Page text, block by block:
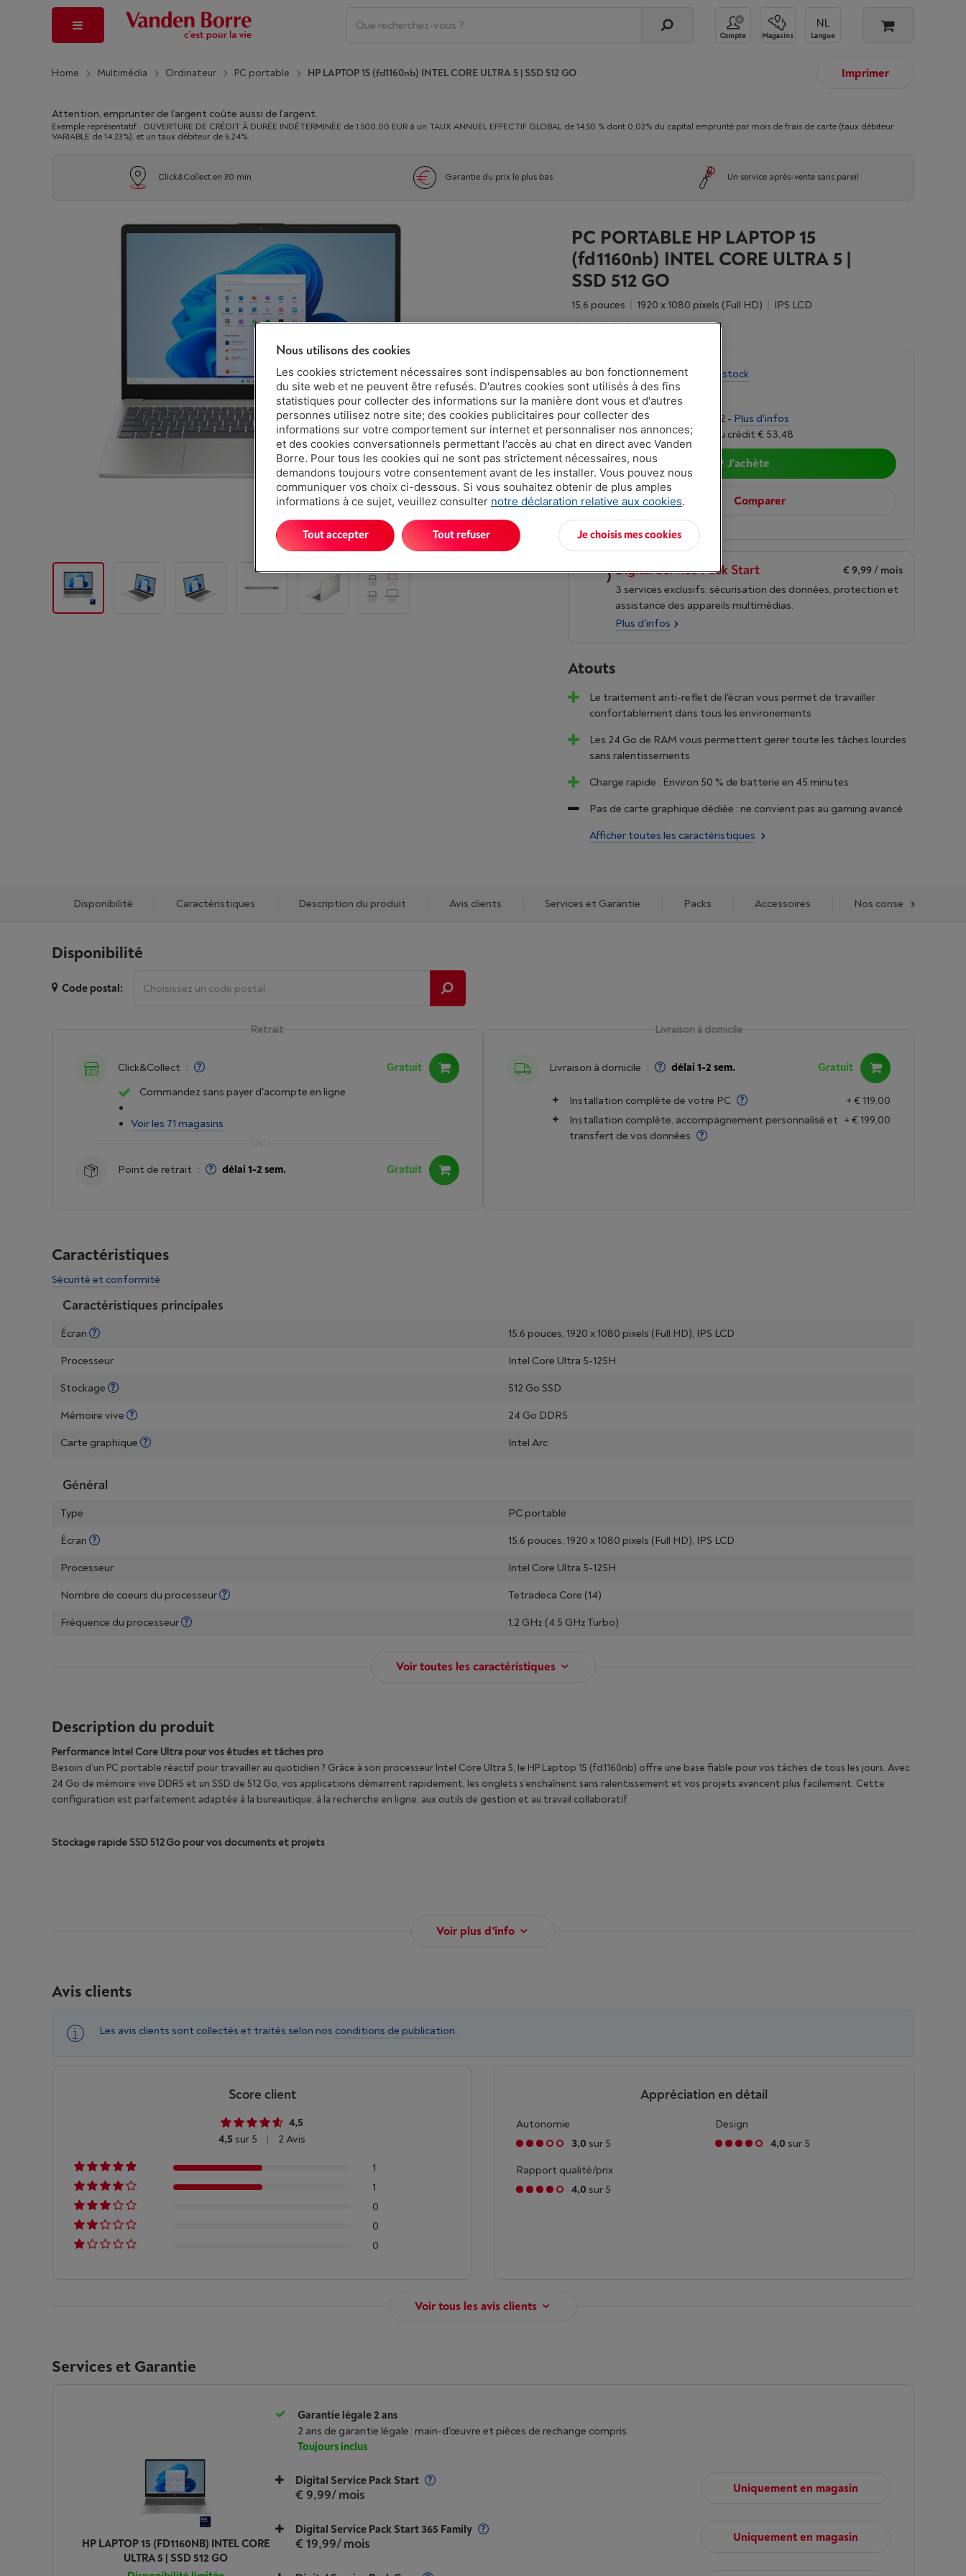
Compte Magasins Langue
Home Multimédia Ordinateur PC portable HP LAPTOP 15 (fd1160nb) INTEL CORE ULTRA 5 | SSD 512 GO Imprimer
Attention, emprunter de l’argent coûte aussi de l’argent.
Exemple représentatif : OUVERTURE DE CRÉDIT À DURÉE INDÉTERMINÉE de 1.500,00 EUR à un TAUX ANNUEL EFFECTIF GLOBAL de 14,50 % dont 0,02% du capital emprunté par mois de frais de carte (taux débiteur
VARIABLE de 14,23%), et un taux débiteur de 6,24%.
Click&Collect en 30 min Garantie du prix le plus bas Un service après-vente sans pareil
PC PORTABLE HP LAPTOP 15
(fd1160nb) INTEL CORE ULTRA 5 |
SSD 512 GO
15,6 pouces 1920 x 1080 pixels (Full HD)
IPS LCD
4,5 | Avis(2)
Disponibilité limitée- Voir le stock
€ 799,00
Ou 24 mensualités de € 35,52 - Plus d'infos
Taux débiteur 6,24%, Coût du crédit € 53,48
J'achète
Comparer
Digital Service Pack Start € 9,99/ mois
3 services exclusifs: sécurisation des données, protection et
assistance des appareils multimédias.
Plus d'infos
Atouts
Le traitement anti-reflet de l'écran vous permet de travailler
confortablement dans tous les environements
Les 24 Go de RAM vous permettent gerer toute les tâches lourdes
sans ralentissements
Charge rapide : Environ 50 % de batterie en 45 minutes
Pas de carte graphique dédiée : ne convient pas au gaming avancé
Afficher toutes les caractéristiques
Disponibilité Caractéristiques Description du produit Avis clients Services et Garantie Packs Accessoires Nos conseils
Disponibilité
Code postal:
Livraison à domicile
Livraison à domicile : délai 1-2 sem. Gratuit
Installation complète de votre PC
+ € 119,00
Installation complète, accompagnement personnalisé et
transfert de vos données
+ € 199,00
Retrait
Click&Collect :
Gratuit
Commandez sans payer d'acompte en ligne
Voir les 71 magasins
Point de retrait : délai 1-2 sem. Gratuit
Caractéristiques
Sécurité et conformité
Caractéristiques principales
Écran
15.6 pouces, 1920 x 1080 pixels (Full HD), IPS LCD
Processeur
Intel Core Ultra 5-125H
Stockage
512 Go SSD
Mémoire vive
24 Go DDR5
Carte graphique
Intel Arc
Général
Type
PC portable
Écran
15.6 pouces, 1920 x 1080 pixels (Full HD), IPS LCD
Processeur
Intel Core Ultra 5-125H
Nombre de coeurs du processeur
Tetradeca Core (14)
Fréquence du processeur
1.2 GHz (4.5 GHz Turbo)
Voir toutes les caractéristiques
Description du produit
Performance Intel Core Ultra pour vos études et tâches pro
Besoin d’un PC portable réactif pour travailler au quotidien ? Grâce à son processeur Intel Core Ultra 5, le HP Laptop 15 (fd1160nb) offre une base fiable pour vos tâches de tous les jours. Avec
24 Go de mémoire vive DDR5 et un SSD de 512 Go, vos applications démarrent rapidement, les onglets s’enchaînent sans ralentissement et vos projets avancent plus facilement. Cette
configuration est parfaitement adaptée à la bureautique, à la recherche en ligne, aux outils de gestion et au travail collaboratif.
Stockage rapide SSD 512 Go pour vos documents et projets
Voir plus d'info
Avis clients
Les avis clients sont collectés et traités selon nos conditions de publication.
Score client
4,5
4,5 sur 5 | 2 Avis
1
1
0
0
0
Appréciation en détail
Autonomie
3,0 sur 5
Design
4,0 sur 5
Rapport qualité/prix
4,0 sur 5
Voir tous les avis clients
Services et Garantie
HP LAPTOP 15 (FD1160NB) INTEL CORE
ULTRA 5 | SSD 512 GO
Garantie légale 2 ans
2 ans de garantie légale : main-d'œuvre et pièces de rechange compris.
Toujours inclus
Digital Service Pack Start
€ 9,99/ mois Uniquement en magasin
Digital Service Pack Start 365 Family
€ 19,99/ mois Uniquement en magasin
Nous utilisons des cookies
Les cookies strictement nécessaires sont indispensables au bon fonctionnement
du site web et ne peuvent être refusés. D'autres cookies sont utilisés à des fins
statistiques pour collecter des informations sur la manière dont vous et d'autres
personnes utilisez notre site; des cookies publicitaires pour collecter des
informations sur votre comportement sur internet et personnaliser nos annonces;
et des cookies conversationnels permettant l'accès au chat en direct avec Vanden
Borre. Pour tous les cookies qui ne sont pas strictement nécessaires, nous
demandons toujours votre consentement avant de les installer. Vous pouvez nous
communiquer vos choix ci-dessous. Si vous souhaitez obtenir de plus amples
informations à ce sujet, veuillez consulter notre déclaration relative aux cookies.
Je choisis mes cookies
Tout refuser
Tout accepter